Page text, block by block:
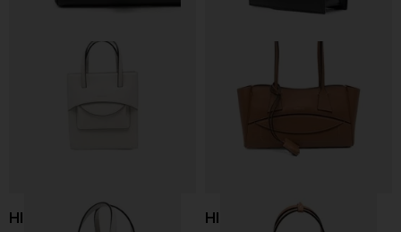
HIDESINS HIDESINS